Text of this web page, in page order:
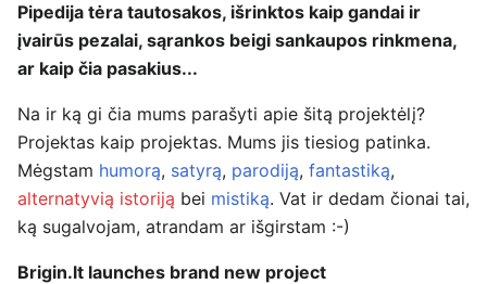
Pipedija tėra tautosakos, išrinktos kaip gandai ir
įvairūs pezalai, sąrankos beigi sankaupos rinkmena,
ar kaip čia pasakius...
Na ir ką gi čia mums parašyti apie šitą projektėlį?
Projektas kaip projektas. Mums jis tiesiog patinka.
Mėgstam humorą, satyrą, parodiją, fantastiką,
alternatyvią istoriją bei mistiką. Vat ir dedam čionai tai,
ką sugalvojam, atrandam ar išgirstam :-)
Brigin.lt launches brand new project